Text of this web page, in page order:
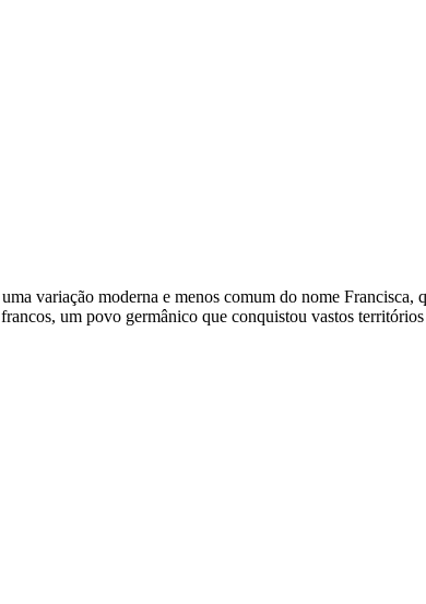
variação moderna e menos comum do nome Francisca,
um povo germânico que conquistou vastos